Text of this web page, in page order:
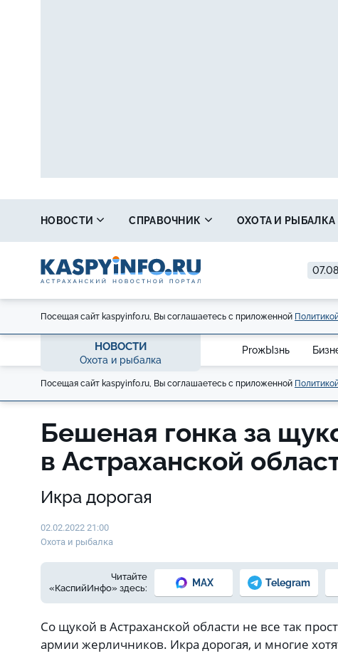
НОВОСТИ СПРАВОЧНИК ОХОТА И РЫБАЛКА
Посещая сайт kaspyinfo.ru, Вы соглашаетесь с приложенной
НОВОСТИ
Охота и рыбалка
ProжЫзнь
Посещая сайт kaspyinfo.ru, Вы соглашаетесь с приложенной
Бешеная гонка за
в Астраханской
Икра дорогая
02.02.2022 21:00
Охота и рыбалка
Читайте
«КаспийИнфо» здесь:
MAX Telegram
Со щукой в Астраханской области не все так
армии жерличников. Икра дорогая, и многие